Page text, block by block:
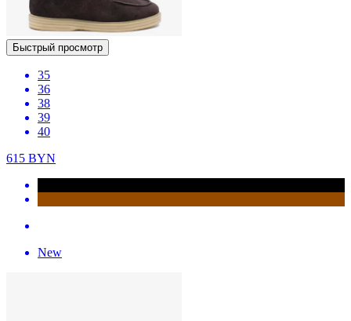
Быстрый просмотр
35
36
38
39
40
615 BYN
New